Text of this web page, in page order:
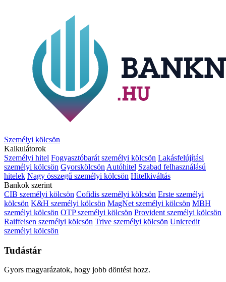
Személyi kölcsön
Kalkulátorok
Személyi hitel Fogyasztóbarát személyi kölcsön Lakásfelújítási
személyi kölcsön Gyorskölcsön Autóhitel Szabad felhasználású
hitelek Nagy összegű személyi kölcsön Hitelkiváltás
Bankok szerint
CIB személyi kölcsön Cofidis személyi kölcsön Erste személyi
kölcsön K&H személyi kölcsön MagNet személyi kölcsön MBH
személyi kölcsön OTP személyi kölcsön Provident személyi kölcsön
Raiffeisen személyi kölcsön Trive személyi kölcsön Unicredit
személyi kölcsön
Tudástár
Gyors magyarázatok, hogy jobb döntést hozz.